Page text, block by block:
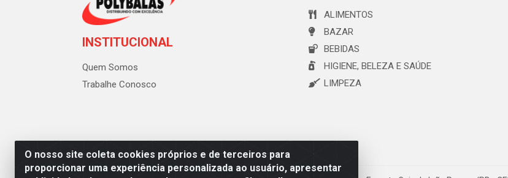
O nosso site coleta cookies próprios e de terceiros para
proporcionar uma experiência personalizada ao usuário, apresentar
INSTITUCIONAL
Quem Somos
Trabalhe Conosco
ALIMENTOS
BAZAR
BEBIDAS
HIGIENE, BELEZA E SAÚDE
LIMPEZA